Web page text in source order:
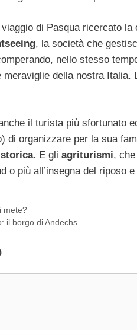
di Pasqua ricercato la
, la società che
nello stesso
della nostra Italia.
il turista più sfortunato
di organizzare per la sua
. E gli agriturismi,
o più all’insegna del riposo e
mete?
il borgo di Andechs